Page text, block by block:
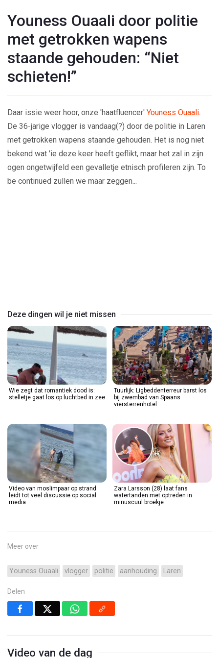
Youness Ouaali door politie
met getrokken wapens
staande gehouden: “Niet
schieten!”
Daar issie weer hoor, onze 'haatfluencer' Youness Ouaali.
De 36-jarige vlogger is vandaag(?) door de politie in Laren
met getrokken wapens staande gehouden. Het is nog niet
bekend wat 'ie deze keer heeft geflikt, maar het zal in zijn
ogen ongetwijfeld een gevalletje etnisch profileren zijn. To
be continued zullen we maar zeggen...
Deze dingen wil je niet missen
Wie zegt dat romantiek dood is:
stelletje gaat los op luchtbed in zee
Tuurlijk: Ligbeddenterreur barst los
bij zwembad van Spaans
viersterrenhotel
Video van moslimpaar op strand
leidt tot veel discussie op social
media
Zara Larsson (28) laat fans
watertanden met optreden in
minuscuul broekje
Meer over
Youness Ouaali vlogger politie aanhouding Laren
Delen
Video van de dag